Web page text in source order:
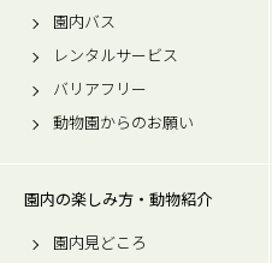
園内バス
レンタルサービス
バリアフリー
動物園からのお願い
園内の楽しみ方・動物紹介
園内見どころ